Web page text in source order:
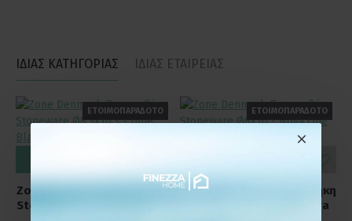
ΙΔΙΑΣ ΚΑΤΗΓΟΡΙΑΣ ΙΔΙΑΣ ΕΤΑΙΡΕΙΑΣ
ΕΤΟΙΜΟΠΑΡΑΔΟΤΟ
Zone Denmark Ποτηροθήκη
Stoneware Ø8,3x10,3 - Ume
ΕΤΟΙΜΟΠΑΡΑΔΟΤΟ
Zone Denmark Ποτηροθήκη
Stoneware Ø8x10 - Nova